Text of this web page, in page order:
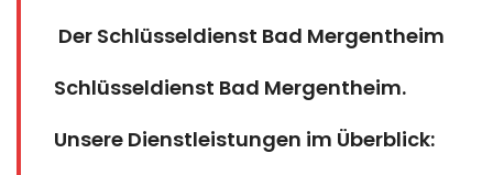
Der Schlüsseldienst Bad Mergentheim​​​​​​​
​​​​​​​Schlüsseldienst Bad Mergentheim.
Unsere Dienstleistungen im Überblick: